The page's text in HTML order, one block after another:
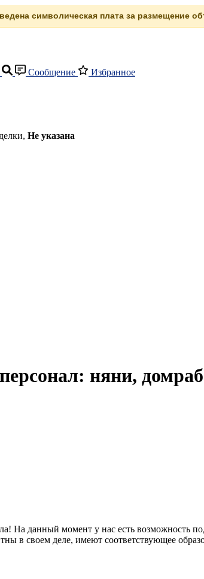
символическая плата за размещение
Сообщение Избранное
Не указана
няни,
На данный момент у нас есть возможность
в своем деле, имеют соответствующее